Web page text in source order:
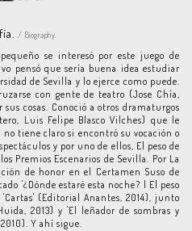
/ Biography.
se interesó por este juego de
pensó que sería buena idea estudiar
de Sevilla y lo ejerce como puede.
con gente de teatro (Jose Chía,
cosas. Conoció a otros dramaturgos
Luis Felipe Blasco Vilches) que le
no tiene claro si encontró su vocación o
y por uno de ellos, El peso de
Premios Escenarios de Sevilla. Por La
de honor en el Certamen Suso de
'¿Dónde estaré esta noche? | El peso
(Editorial Anantes, 2014), junto
2013) y 'El leñador de sombras y
Y ahí sigue.